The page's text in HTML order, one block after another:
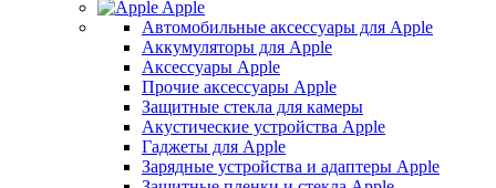
Apple
Автомобильные аксессуары для Apple
Аккумуляторы для Apple
Аксессуары Apple
Прочие аксессуары Apple
Защитные стекла для камеры
Акустические устройства Apple
Гаджеты для Apple
Зарядные устройства и адаптеры Apple